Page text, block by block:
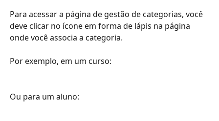
Para acessar a página de gestão de categorias, você
deve clicar no ícone em forma de lápis na página
onde você associa a categoria.
Por exemplo, em um curso:
Ou para um aluno: